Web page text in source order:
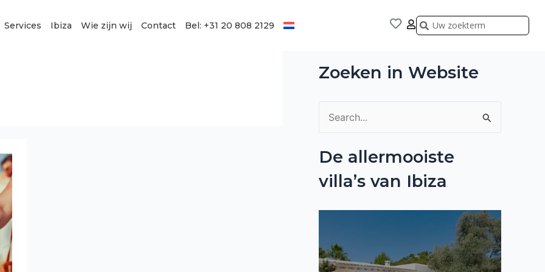
Services Ibiza Wie zijn wij Contact Bel: +31 20 808 2129 Zoeken
Zoeken
Zoeken in Website
e
k
r
De allermooiste
villa’s van Ibiza